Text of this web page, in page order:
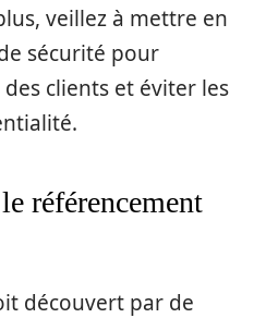
veillez à mettre en
sécurité pour
clients et éviter les
référencement
découvert par de